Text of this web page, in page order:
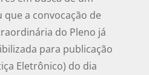
a convocação de
do Pleno já
para publicação
Eletrônico) do dia